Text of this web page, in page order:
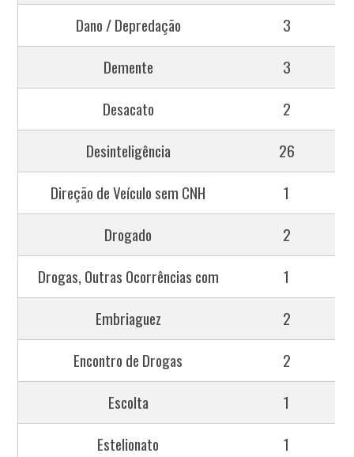
Dano / Depredação
3
Demente
3
Desacato
2
Desinteligência
26
Direção de Veículo sem CNH
1
Drogado
2
Drogas, Outras Ocorrências com
1
Embriaguez
2
Encontro de Drogas
2
Escolta
1
Estelionato
1